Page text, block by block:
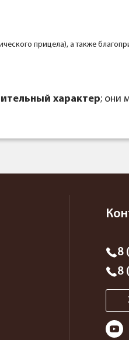
прицела), а также
характер; они
8
8